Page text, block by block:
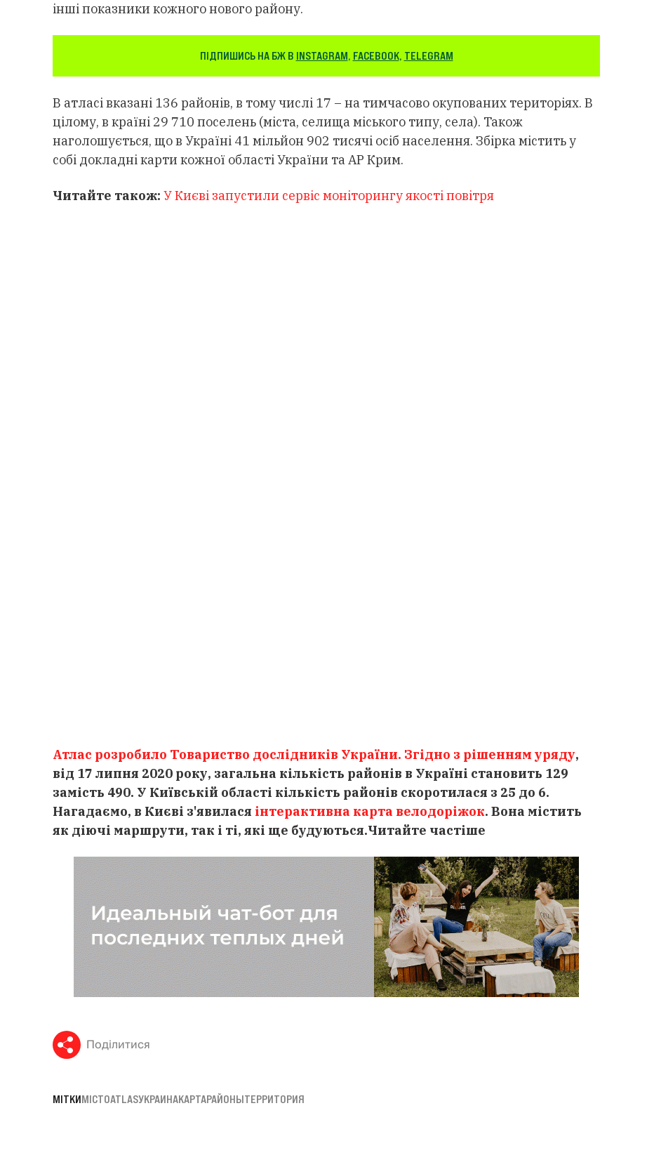
інші показники кожного нового району.
ПІДПИШИСЬ НА БЖ В INSTAGRAM, FACEBOOK, TELEGRAM
В атласі вказані 136 районів, в тому числі 17 – на тимчасово окупованих територіях. В
цілому, в країні 29 710 поселень (міста, селища міського типу, села). Також
наголошується, що в Україні 41 мільйон 902 тисячі осіб населення. Збірка містить у
собі докладні карти кожної області України та АР Крим.
Читайте також: У Києві запустили сервіс моніторингу якості повітря
Атлас розробило Товариство дослідників України. Згідно з рішенням уряду,
від 17 липня 2020 року, загальна кількість районів в Україні становить 129
замість 490. У Київській області кількість районів скоротилася з 25 до 6.
Нагадаємо, в Києві з'явилася інтерактивна карта велодоріжок. Вона містить
як діючі маршрути, так і ті, які ще будуються.Читайте частіше
Поділитися
МІТКИМІСТОATLASУКРАИНАКАРТАРАЙОНЫТЕРРИТОРИЯ